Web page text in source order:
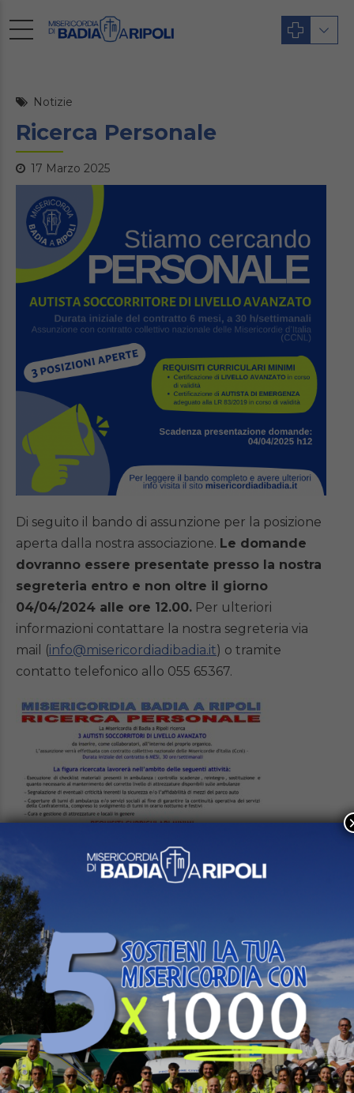
Notizie
Ricerca Personale
17 Marzo 2025
Di seguito il bando di assunzione per la posizione
aperta dalla nostra associazione. Le domande
dovranno essere presentate presso la nostra
segreteria entro e non oltre il giorno
04/04/2024 alle ore 12.00. Per ulteriori
informazioni contattare la nostra segreteria via
mail (info@misericordiadibadia.it) o tramite
contatto telefonico allo 055 65367.